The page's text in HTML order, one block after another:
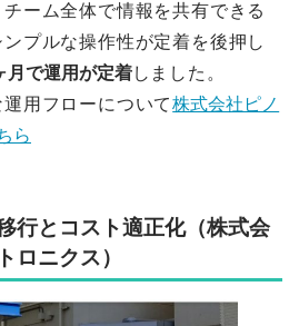
ーム全体で情報を共有できる
プルな操作性が定着を後押し
月で運用が定着しました。
用フローについて株式会社ピノ
ら
行とコスト適正化（株式会
ロニクス）